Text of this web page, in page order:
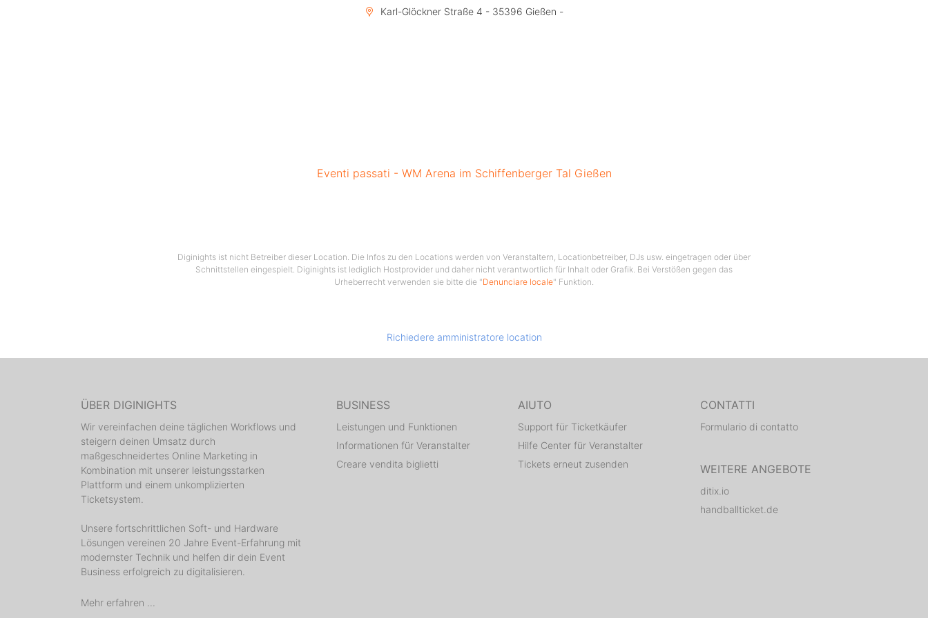
Karl-Glöckner Straße 4 - 35396 Gießen -
Eventi passati - WM Arena im Schiffenberger Tal Gießen
Diginights ist nicht Betreiber dieser Location. Die Infos zu den Locations werden von Veranstaltern, Locationbetreiber, DJs usw. eingetragen oder über
Schnittstellen eingespielt. Diginights ist lediglich Hostprovider und daher nicht verantwortlich für Inhalt oder Grafik. Bei Verstößen gegen das
Urheberrecht verwenden sie bitte die "Denunciare locale" Funktion.
Richiedere amministratore location
ÜBER DIGINIGHTS
Wir vereinfachen deine täglichen Workflows und
steigern deinen Umsatz durch
maßgeschneidertes Online Marketing in
Kombination mit unserer leistungsstarken
Plattform und einem unkomplizierten
Ticketsystem.
Unsere fortschrittlichen Soft- und Hardware
Lösungen vereinen 20 Jahre Event-Erfahrung mit
modernster Technik und helfen dir dein Event
Business erfolgreich zu digitalisieren.
Mehr erfahren ...
BUSINESS
Leistungen und Funktionen
Informationen für Veranstalter
Creare vendita biglietti
AIUTO
Support für Ticketkäufer
Hilfe Center für Veranstalter
Tickets erneut zusenden
CONTATTI
Formulario di contatto
WEITERE ANGEBOTE
ditix.io
handballticket.de